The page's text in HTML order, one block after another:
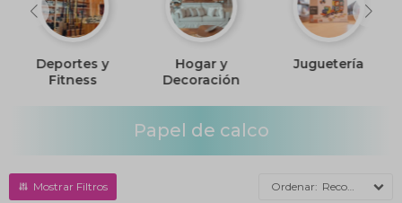
Deportes y
Fitness
Hogar y
Decoración
Juguetería
Papel de calco
Recomendados